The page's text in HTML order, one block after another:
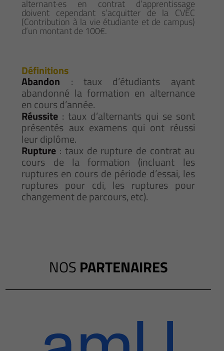
alternant·es en contrat d’apprentissage
doivent cependant s’acquitter de la CVEC
(Contribution à la vie étudiante et de campus)
d’un montant de 100€.
Définitions
Abandon : taux d’étudiants ayant
abandonné la formation en alternance
en cours d’année.
Réussite : taux d’alternants qui se sont
présentés aux examens qui ont réussi
leur diplôme.
Rupture : taux de rupture de contrat au
cours de la formation (incluant les
ruptures en cours de période d’essai, les
ruptures pour cdi, les ruptures pour
changement de parcours, etc).
NOS PARTENAIRES